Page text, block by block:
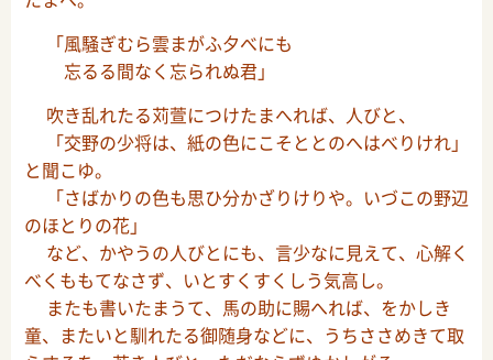
「風騒ぎむら雲まがふ夕べにも
忘るる間なく忘られぬ君」
吹き乱れたる苅萱につけたまへれば、人びと、
「交野の少将は、紙の色にこそととのへはべりけれ」
と聞こゆ。
「さばかりの色も思ひ分かざりけりや。いづこの野辺
のほとりの花」
など、かやうの人びとにも、言少なに見えて、心解く
べくももてなさず、いとすくすくしう気高し。
またも書いたまうて、馬の助に賜へれば、をかしき
童、またいと馴れたる御随身などに、うちささめきて取